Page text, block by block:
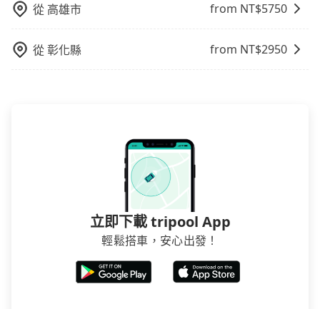
從 高雄市 from NT$5750
從彰化縣 from NT$2950
立即下載 tripool App
輕鬆搭車，安心出發！